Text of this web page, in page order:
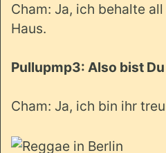
Cham: Ja, ich behalte
Haus.
Pullupmp3: Also bist
Cham: Ja, ich bin ihr